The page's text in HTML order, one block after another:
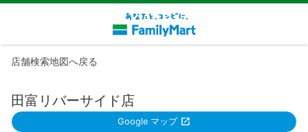
店舗検索地図へ戻る
田富リバーサイド店
Google マップ